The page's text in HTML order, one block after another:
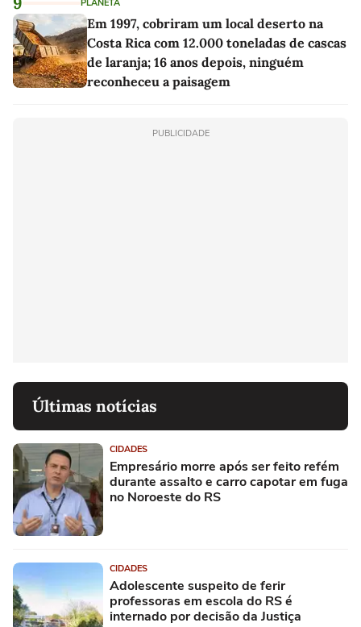
PLANETA
Em 1997, cobriram um local deserto na
Costa Rica com 12.000 toneladas de cascas
de laranja; 16 anos depois, ninguém
reconheceu a paisagem
PUBLICIDADE
Últimas notícias
CIDADES
Empresário morre após ser feito refém
durante assalto e carro capotar em fuga
no Noroeste do RS
CIDADES
Adolescente suspeito de ferir
professoras em escola do RS é
internado por decisão da Justiça